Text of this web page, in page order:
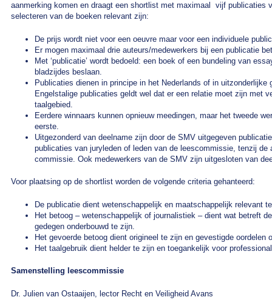
aanmerking komen en draagt een shortlist met maximaal vijf publicaties
selecteren van de boeken relevant zijn:
De prijs wordt niet voor een oeuvre maar voor een individuele
Er mogen maximaal drie auteurs/medewerkers bij een publicatie
Met ‘publicatie’ wordt bedoeld: een boek of een bundeling van
bladzijdes beslaan.
Publicaties dienen in principe in het Nederlands of in
Engelstalige publicaties geldt wel dat er een relatie moet zijn met
taalgebied.
Eerdere winnaars kunnen opnieuw meedingen, maar het tweede
eerste.
Uitgezonderd van deelname zijn door de SMV uitgegeven
publicaties van juryleden of leden van de leescommissie, tenzij
commissie. Ook medewerkers van de SMV zijn uitgesloten van
Voor plaatsing op de shortlist worden de volgende criteria gehanteerd:
De publicatie dient wetenschappelijk en maatschappelijk relevant
Het betoog – wetenschappelijk of journalistiek – dient wat betreft
gedegen onderbouwd te zijn.
Het gevoerde betoog dient origineel te zijn en gevestigde
Het taalgebruik dient helder te zijn en toegankelijk voor
Samenstelling leescommissie
Dr. Julien van Ostaaijen, lector Recht en Veiligheid Avans